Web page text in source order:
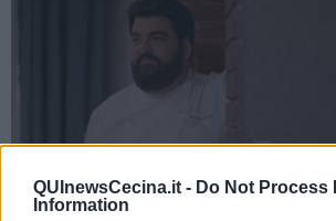
QUInewsCecina.it - Do Not Process
Information
Antonino Cannavacciuolo
Il popolarissimo chef campano, ormai